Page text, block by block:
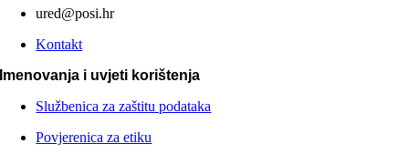
ured@posi.hr
Kontakt
Imenovanja i uvjeti korištenja
Službenica za zaštitu podataka
Povjerenica za etiku